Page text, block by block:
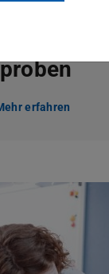
erfahren